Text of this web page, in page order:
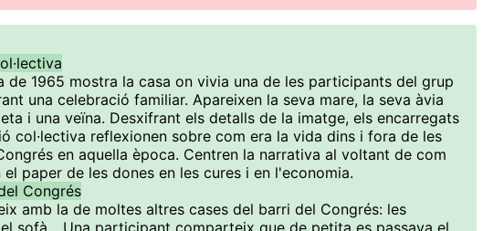
de 1965 mostra la casa on vivia una de les participants del grup
una celebració familiar. Apareixen la seva mare, la seva àvia
i una veïna. Desxifrant els detalls de la imatge, els encarregats
col·lectiva reflexionen sobre com era la vida dins i fora de les
en aquella època. Centren la narrativa al voltant de com
el paper de les dones en les cures i en l'economia.
Congrés
amb la de moltes altres cases del barri del Congrés: les
sofà... Una participant comparteix que de petita es passava el